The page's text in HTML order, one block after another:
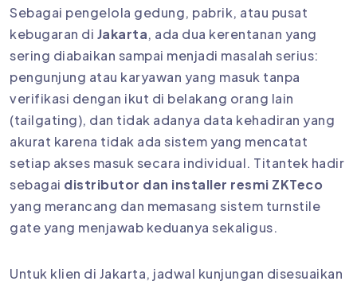
Sebagai pengelola gedung, pabrik, atau pusat
kebugaran di Jakarta, ada dua kerentanan yang
sering diabaikan sampai menjadi masalah serius:
pengunjung atau karyawan yang masuk tanpa
verifikasi dengan ikut di belakang orang lain
(tailgating), dan tidak adanya data kehadiran yang
akurat karena tidak ada sistem yang mencatat
setiap akses masuk secara individual. Titantek hadir
sebagai distributor dan installer resmi ZKTeco
yang merancang dan memasang sistem turnstile
gate yang menjawab keduanya sekaligus.
Untuk klien di Jakarta, jadwal kunjungan disesuaikan